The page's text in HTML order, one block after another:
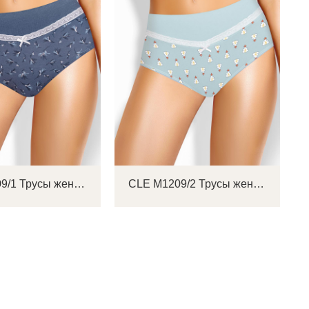
CLE M1209/1 Трусы женские макси CLE M1209/2 Трусы женские макси